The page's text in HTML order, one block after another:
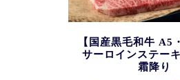
【国産黒毛和牛 A5
サーロインステー
霜降り